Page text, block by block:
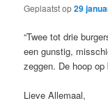
Geplaatst op29
“Twee tot drie
een gunstig,
zeggen. De hoop
Lieve Allemaal,